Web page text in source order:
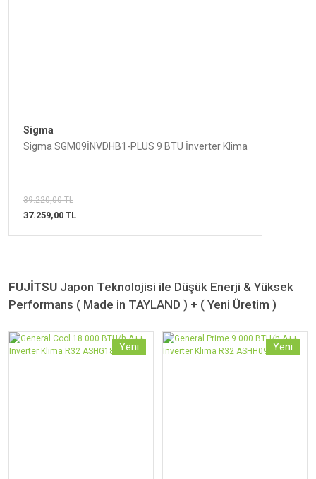
Sigma
Sigma SGM09İNVDHB1-PLUS 9 BTU İnverter Klima
39.220,00 TL
37.259,00 TL
FUJİTSU Japon Teknolojisi ile Düşük Enerji & Yüksek
Performans ( Made in TAYLAND ) + ( Yeni Üretim )
Yeni Yeni